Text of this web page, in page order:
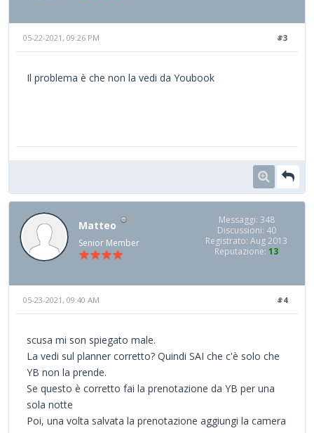
#3
05-22-2021, 09:26 PM
Il problema è che non la vedi da Youbook
Matteo
Senior Member
Messaggi: 348
Discussioni: 40
Registrato: Aug 2013
Reputazione: 13
#4
05-23-2021, 09:40 AM
scusa mi son spiegato male.
La vedi sul planner corretto? Quindi SAI che c'è solo che
YB non la prende.
Se questo è corretto fai la prenotazione da YB per una
sola notte
Poi, una volta salvata la prenotazione aggiungi la camera